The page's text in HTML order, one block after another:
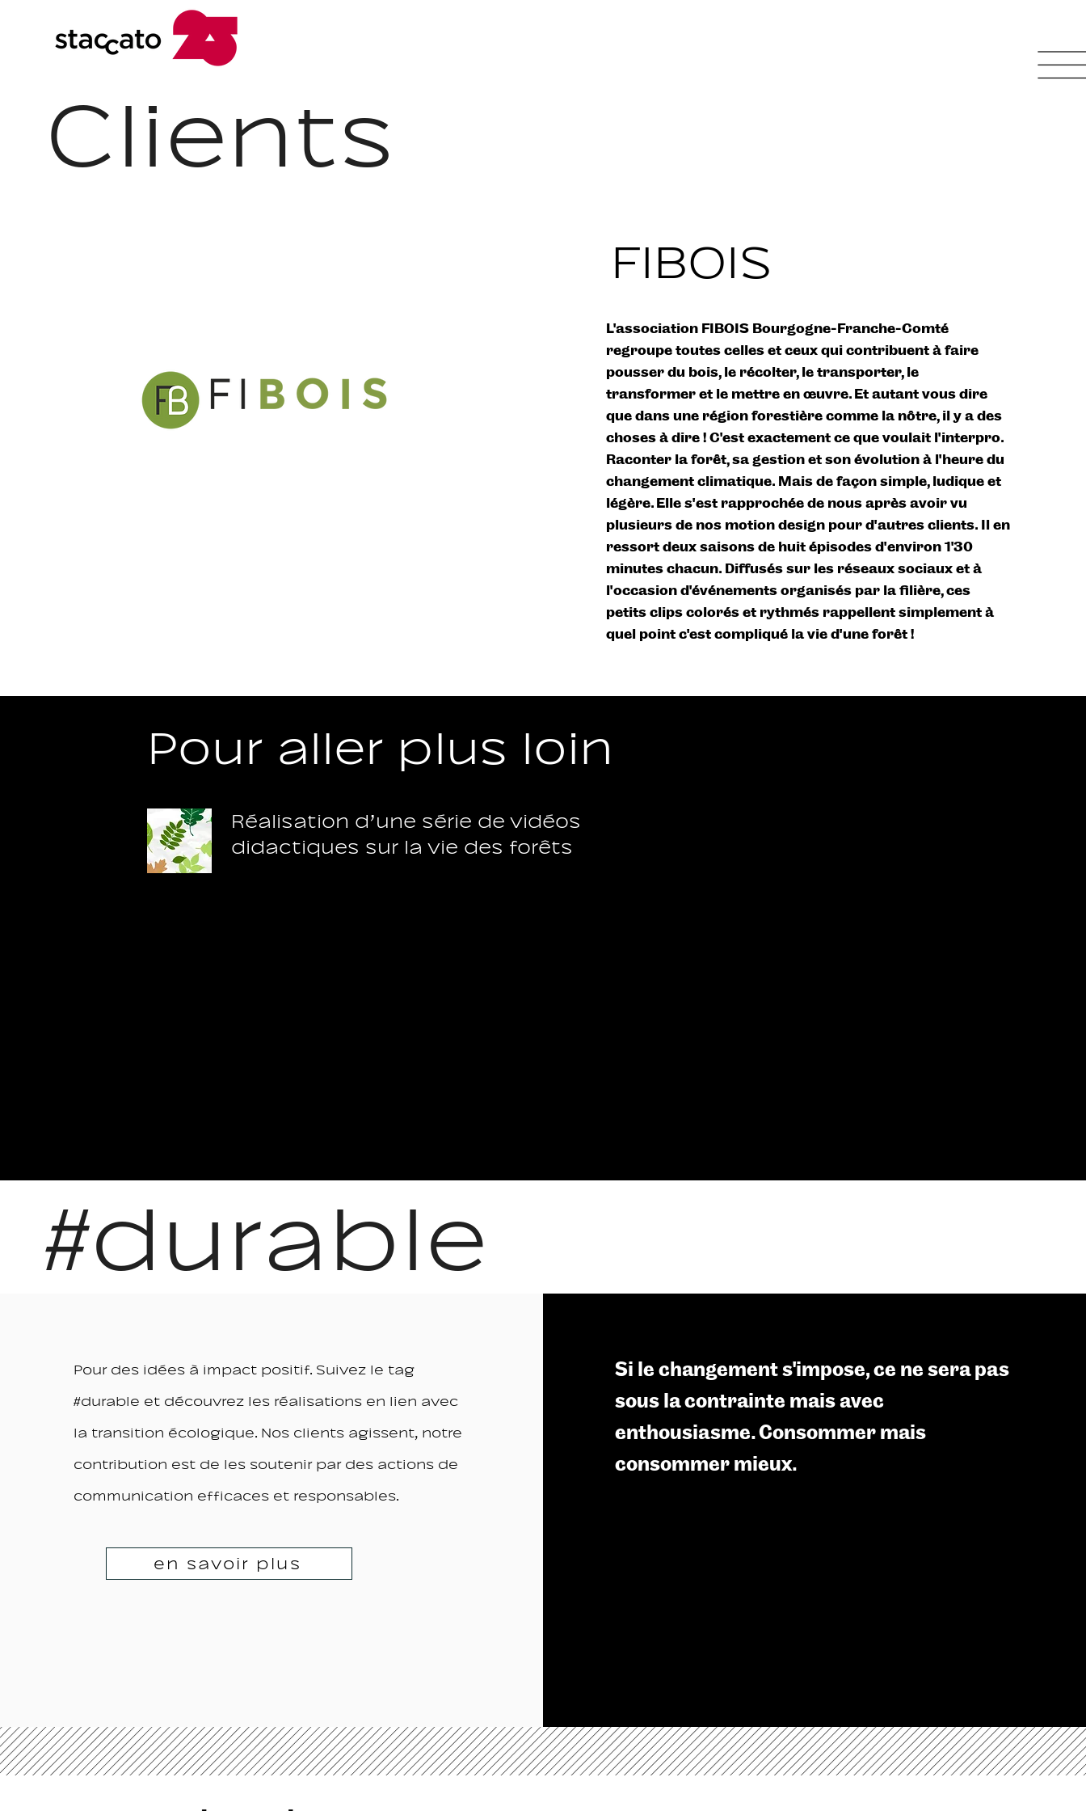
Clients
FIBOIS
L’association FIBOIS Bourgogne-Franche-Comté
regroupe toutes celles et ceux qui contribuent à faire
pousser du bois, le récolter, le transporter, le
transformer et le mettre en œuvre. Et autant vous dire
que dans une région forestière comme la nôtre, il y a des
choses à dire ! C’est exactement ce que voulait l'interpro.
Raconter la forêt, sa gestion et son évolution à l'heure du
changement climatique. Mais de façon simple, ludique et
légère. Elle s'est rapprochée de nous après avoir vu
plusieurs de nos motion design pour d'autres clients. Il en
ressort deux saisons de huit épisodes d'environ 1’30
minutes chacun. Diffusés sur les réseaux sociaux et à
l'occasion d’événements organisés par la filière, ces
petits clips colorés et rythmés rappellent simplement à
quel point c’est compliqué la vie d'une forêt !
Pour aller plus loin
Réalisation d’une série de vidéos
didactiques sur la vie des forêts
#durable
Pour des idées à impact positif. Suivez le tag
#durable et découvrez les réalisations en lien avec
la transition écologique. Nos clients agissent, notre
contribution est de les soutenir par des actions de
communication efficaces et responsables.
en savoir plus
Si le changement s’impose, ce ne sera pas
sous la contrainte mais avec
enthousiasme. Consommer mais
consommer mieux.